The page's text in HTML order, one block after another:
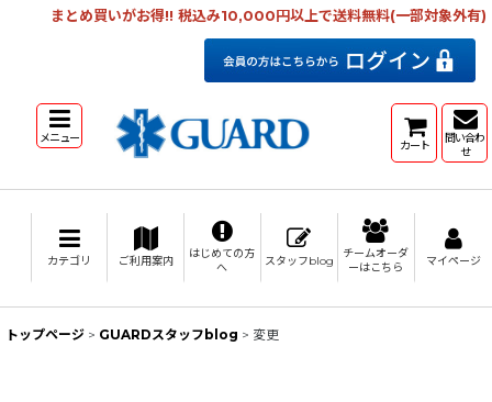
まとめ買いがお得!! 税込み10,000円以上で送料無料(一部対象外有)
メニュー カート
問い合わ
せ
カテゴリ ご利用案内
はじめての方
へ
スタッフblog
チームオーダ
ーはこちら
マイページ
トップページ > GUARDスタッフblog > 変更